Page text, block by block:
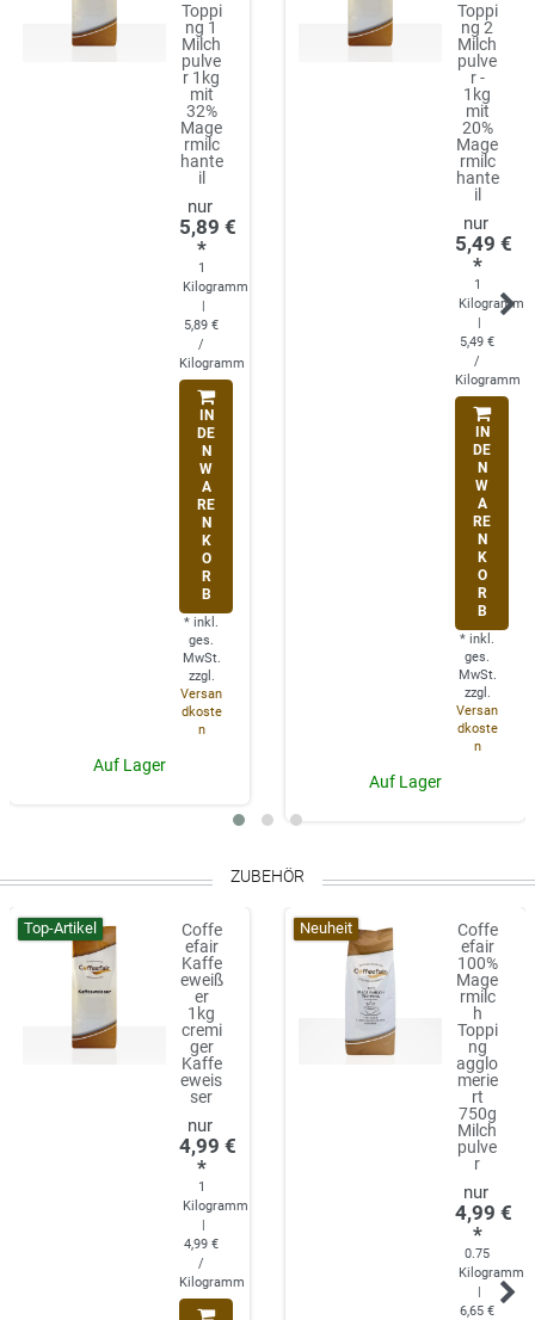
Toppi
ng 1
Milch
pulve
r 1kg
mit
32%
Mage
rmilc
hante
il
5,89 €
*
1
Kilogramm
|
5,89 €
/
Kilogramm
IN
DE
N
W
A
RE
N
K
O
R
B
* inkl.
ges.
MwSt.
zzgl.
Versan
dkoste
n
Auf Lager
Toppi
ng 2
Milch
pulve
r -
1kg
mit
20%
Mage
rmilc
hante
il
5,49 €
*
1
Kilogramm
|
5,49 €
/
Kilogramm
IN
DE
N
W
A
RE
N
K
O
R
B
* inkl.
ges.
MwSt.
zzgl.
Versan
dkoste
n
Auf Lager
ZUBEHÖR
Top-Artikel
Coffe
efair
Kaffe
eweiß
er
1kg
cremi
ger
Kaffe
eweis
ser
4,99 €
*
1
Kilogramm
|
4,99 €
/
Kilogramm
Neuheit
Coffe
efair
100%
Mage
rmilc
h
Toppi
ng
agglo
merie
rt
750g
Milch
pulve
r
4,99 €
*
0.75
Kilogramm
|
6,65 €